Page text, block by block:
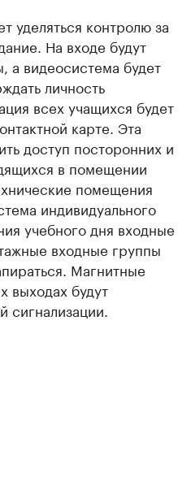
уделяться контролю за
На входе будут
а видеосистема будет
личность
всех учащихся будет
карте. Эта
доступ посторонних и
в помещении
помещения
индивидуального
учебного дня входные
входные группы
Магнитные
выходах будут